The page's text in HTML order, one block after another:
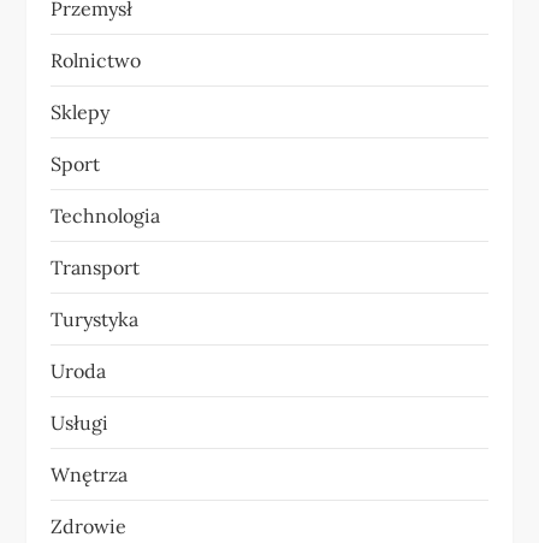
Przemysł
Rolnictwo
Sklepy
Sport
Technologia
Transport
Turystyka
Uroda
Usługi
Wnętrza
Zdrowie